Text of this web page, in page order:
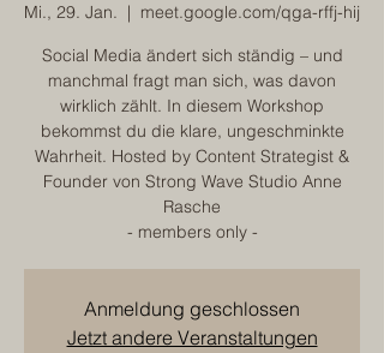
Mi., 29. Jan.
  |
meet.google.com/qga-rffj-hij
Social Media ändert sich ständig – und
manchmal fragt man sich, was davon
wirklich zählt. In diesem Workshop
bekommst du die klare, ungeschminkte
Wahrheit. Hosted by Content Strategist &
Founder von Strong Wave Studio Anne
Rasche
- members only -
Anmeldung geschlossen
Jetzt andere Veranstaltungen